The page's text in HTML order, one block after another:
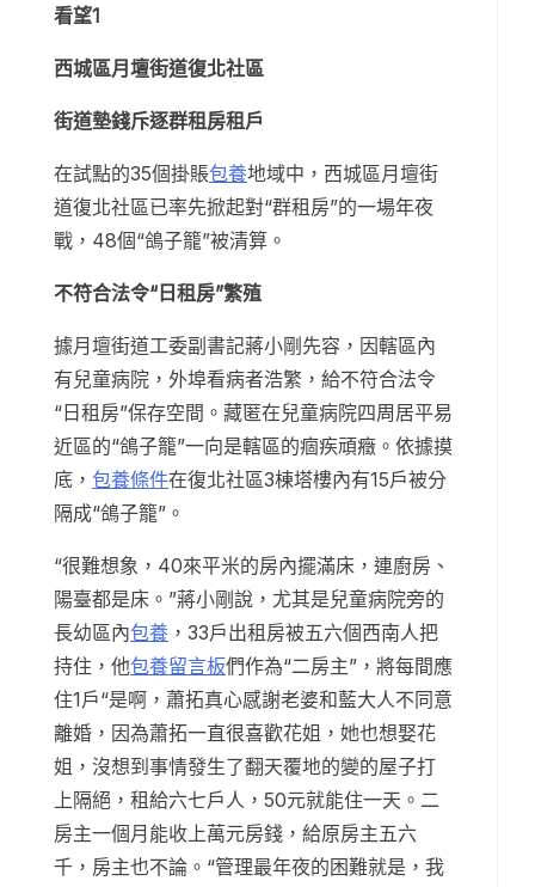
看望1
西城區月壇街道復北社區
街道墊錢斥逐群租房租戶
在試點的35個掛賬包養地域中，西城區月壇街
道復北社區已率先掀起對“群租房”的一場年夜
戰，48個“鴿子籠”被清算。
不符合法令“日租房”繁殖
據月壇街道工委副書記蔣小剛先容，因轄區內
有兒童病院，外埠看病者浩繁，給不符合法令
“日租房”保存空間。藏匿在兒童病院四周居平易
近區的“鴿子籠”一向是轄區的痼疾頑癥。依據摸
底， 包養條件在復北社區3棟塔樓內有15戶被分
隔成“鴿子籠”。
“很難想象，40來平米的房內擺滿床，連廚房、
陽臺都是床。”蔣小剛說，尤其是兒童病院旁的
長幼區內包養 ，33戶出租房被五六個西南人把
持住，他包養留言板們作為“二房主”，將每間應
住1戶“是啊，蕭拓真心感謝老婆和藍大人不同意
離婚，因為蕭拓一直很喜歡花姐，她也想娶花
姐，沒想到事情發生了翻天覆地的變的屋子打
上隔絕，租給六七戶人，50元就能住一天。二
房主一個月能收上萬元房錢，給原房主五六
千，房主也不論。“管理最年夜的困難就是，我